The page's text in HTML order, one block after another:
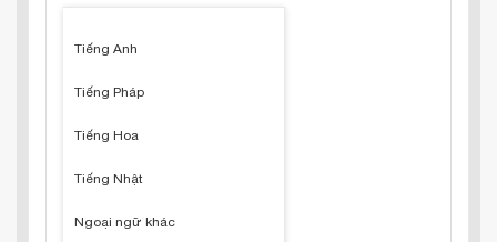
Tiếng Anh
Tiếng Pháp
Tiếng Hoa
Tiếng Nhật
Ngoại ngữ khác